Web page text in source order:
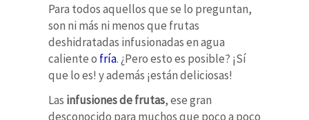
Para todos aquellos que se lo preguntan,
son ni más ni menos que frutas
deshidratadas infusionadas en agua
caliente o fría. ¿Pero esto es posible? ¡Sí
que lo es! y además ¡están deliciosas!
Las infusiones de frutas, ese gran
desconocido para muchos que poco a poco